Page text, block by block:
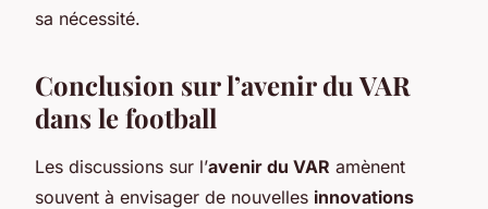
sa nécessité.
Conclusion sur l’avenir du VAR
dans le football
Les discussions sur l’avenir du VAR amènent
souvent à envisager de nouvelles innovations